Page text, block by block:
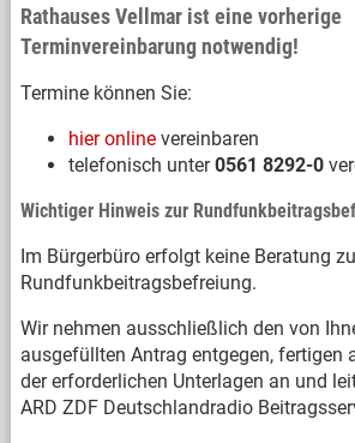
Rathauses Vellmar ist eine vorherige
Terminvereinbarung notwendig!
Termine können Sie:
hier onlinevereinbaren
telefonisch unter0561 8292-0
Wichtiger Hinweis zur
Im Bürgerbüro erfolgt keine Beratung
Rundfunkbeitragsbefreiung.
Wir nehmen ausschließlich den von
ausgefüllten Antrag entgegen, fertigen
der erforderlichen Unterlagen an und
ARD ZDF Deutschlandradio